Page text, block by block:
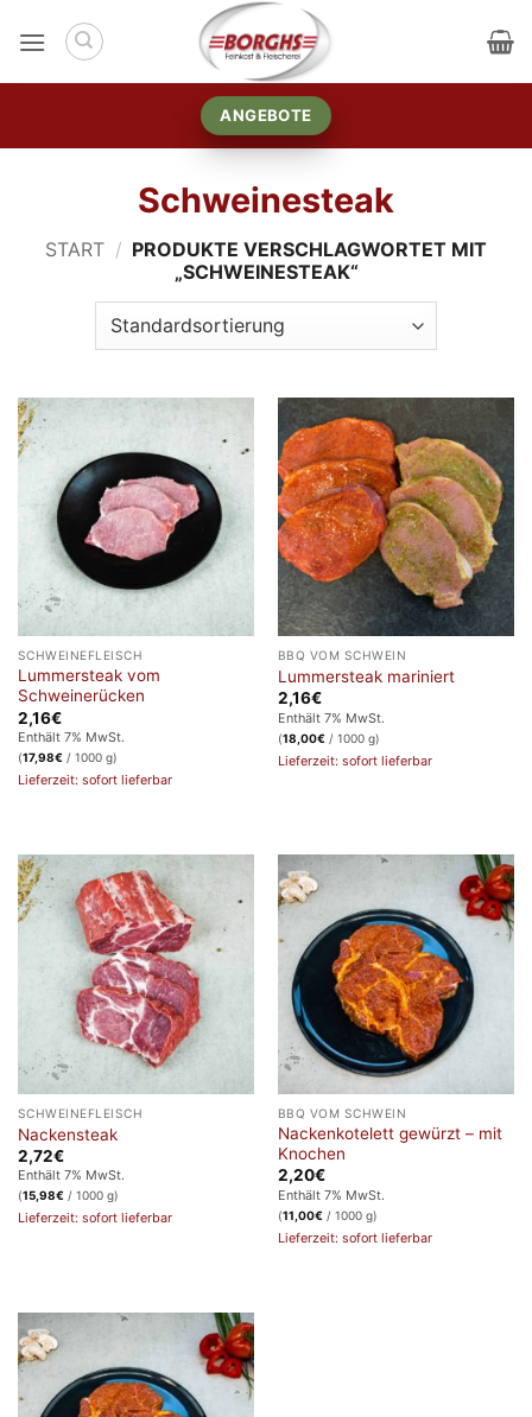
Inhalt
ANGEBOTE
Schweinesteak
START / PRODUKTE VERSCHLAGWORTET MIT
„SCHWEINESTEAK“
SCHWEINEFLEISCH
Lummersteak vom
Schweinerücken
2,16€
Enthält 7% MwSt.
(17,98€/ 1000 g)
Lieferzeit: sofort lieferbar
BBQ VOM SCHWEIN
Lummersteak mariniert
2,16€
Enthält 7% MwSt.
(18,00€/ 1000 g)
Lieferzeit: sofort lieferbar
SCHWEINEFLEISCH
Nackensteak
2,72€
Enthält 7% MwSt.
(15,98€/ 1000 g)
Lieferzeit: sofort lieferbar
BBQ VOM SCHWEIN
Nackenkotelett gewürzt – mit
Knochen
2,20€
Enthält 7% MwSt.
(11,00€/ 1000 g)
Lieferzeit: sofort lieferbar